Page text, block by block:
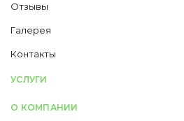
Отзывы
Галерея
Контакты
УСЛУГИ
О КОМПАНИИ